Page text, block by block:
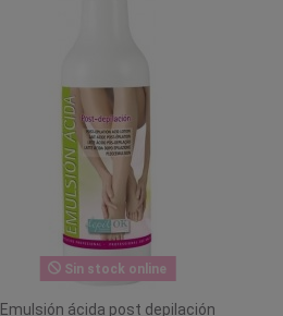
Sin stock online
Emulsión ácida post depilación